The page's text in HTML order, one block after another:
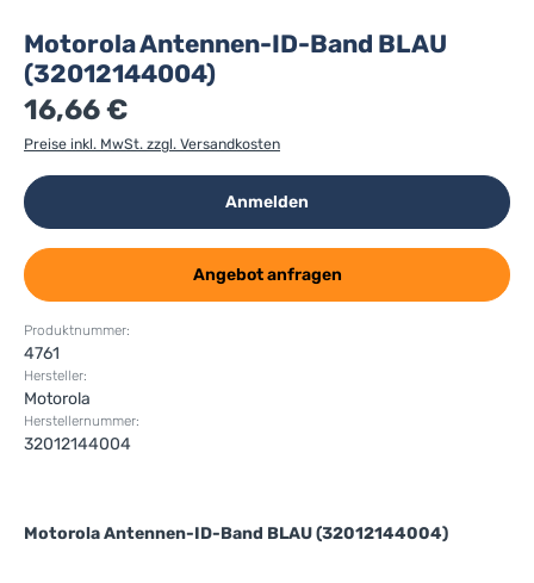
Motorola Antennen-ID-Band BLAU
(32012144004)
16,66 €
Preise inkl. MwSt. zzgl. Versandkosten
Anmelden
Angebot anfragen
Produktnummer:
4761
Hersteller:
Motorola
Herstellernummer:
32012144004
Motorola Antennen-ID-Band BLAU (32012144004)